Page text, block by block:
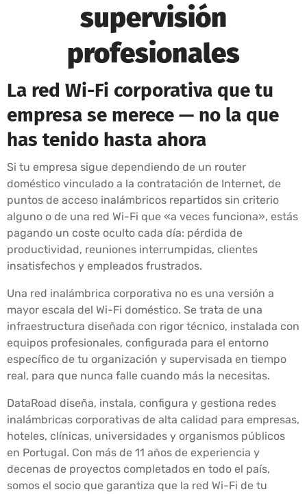
supervisión
profesionales
La red Wi-Fi corporativa que tu
empresa se merece — no la que
has tenido hasta ahora
Si tu empresa sigue dependiendo de un router
doméstico vinculado a la contratación de Internet, de
puntos de acceso inalámbricos repartidos sin criterio
alguno o de una red Wi-Fi que «a veces funciona», estás
pagando un coste oculto cada día: pérdida de
productividad, reuniones interrumpidas, clientes
insatisfechos y empleados frustrados.
Una red inalámbrica corporativa no es una versión a
mayor escala del Wi-Fi doméstico. Se trata de una
infraestructura diseñada con rigor técnico, instalada con
equipos profesionales, configurada para el entorno
específico de tu organización y supervisada en tiempo
real, para que nunca falle cuando más la necesitas.
DataRoad diseña, instala, configura y gestiona redes
inalámbricas corporativas de alta calidad para empresas,
hoteles, clínicas, universidades y organismos públicos
en Portugal. Con más de 11 años de experiencia y
decenas de proyectos completados en todo el país,
somos el socio que garantiza que la red Wi-Fi de tu